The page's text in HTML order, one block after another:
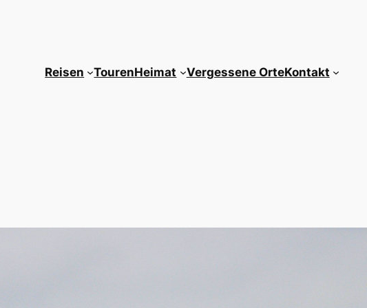
Reisen TourenHeimat Vergessene OrteKontakt